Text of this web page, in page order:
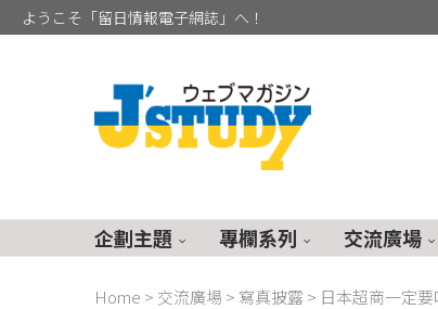
ようこそ「留日情報電子網誌」へ！
企劃主題 專欄系列 交流廣場
Home > 交流廣場 > 寫真披露 > 日本超商一定